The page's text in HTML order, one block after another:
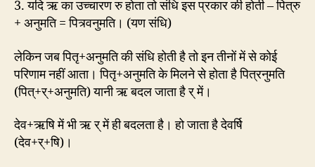
3. यदि ऋ का उच्चारण रु होता तो संधि इस प्रकार की होती – पित्रु
+ अनुमति = पित्र्वनुमति। (यण संधि)
लेकिन जब पितृ+अनुमति की संधि होती है तो इन तीनों में से कोई
परिणाम नहीं आता। पितृ+अनुमति के मिलने से होता है पित्रनुमति
(पित्+र्+अनुमति) यानी ऋ बदल जाता है र् में।
देव+ऋषि में भी ऋ र् में ही बदलता है। हो जाता है देवर्षि
(देव+र्+षि)।